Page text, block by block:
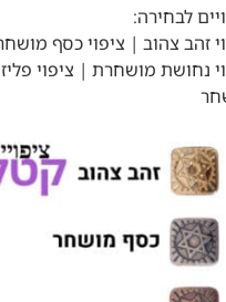
צהוב | ציפוי כסף מושחר |
מושחרת | ציפוי פליז